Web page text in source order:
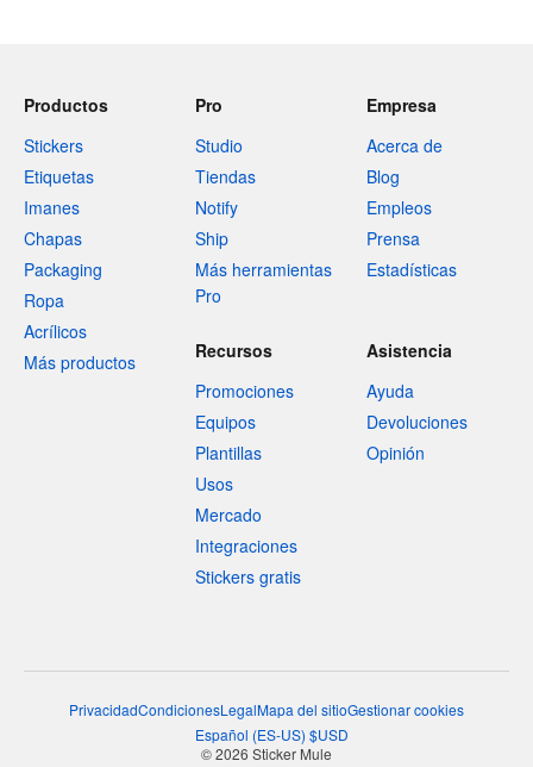
Productos
Stickers
Etiquetas
Imanes
Chapas
Packaging
Ropa
Acrílicos
Más productos
Pro
Studio
Tiendas
Notify
Ship
Más herramientas
Pro
Empresa
Acerca de
Blog
Empleos
Prensa
Estadísticas
Recursos
Promociones
Equipos
Plantillas
Usos
Mercado
Integraciones
Stickers gratis
Asistencia
Ayuda
Devoluciones
Opinión
PrivacidadCondicionesLegalMapa del sitioGestionar cookies
Español (ES-US) $USD
© 2026 Sticker Mule